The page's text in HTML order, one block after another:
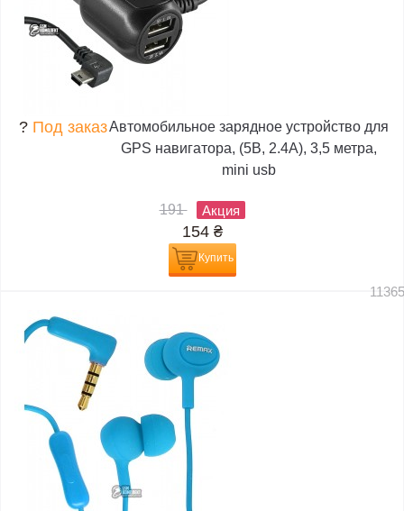
? Под заказАвтомобильное зарядное устройство для
GPS навигатора, (5В, 2.4А), 3,5 метра,
mini usb
191 Акция
154 ₴
Купить